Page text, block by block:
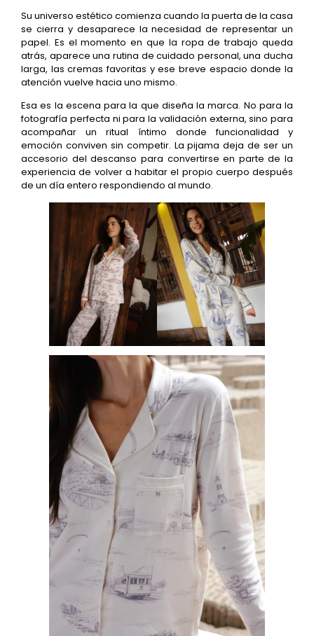
Su universo estético comienza cuando la puerta de la casa
se cierra y desaparece la necesidad de representar un
papel. Es el momento en que la ropa de trabajo queda
atrás, aparece una rutina de cuidado personal, una ducha
larga, las cremas favoritas y ese breve espacio donde la
atención vuelve hacia uno mismo.
Esa es la escena para la que diseña la marca. No para la
fotografía perfecta ni para la validación externa, sino para
acompañar un ritual íntimo donde funcionalidad y
emoción conviven sin competir. La pijama deja de ser un
accesorio del descanso para convertirse en parte de la
experiencia de volver a habitar el propio cuerpo después
de un día entero respondiendo al mundo.